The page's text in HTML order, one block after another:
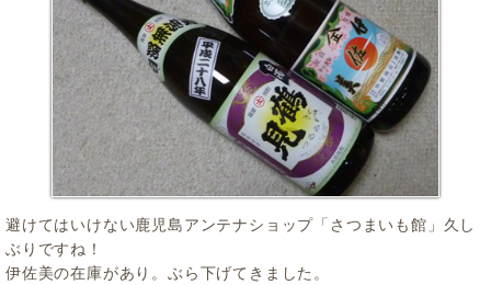
避けてはいけない鹿児島アンテナショップ「さつまいも館」久し
ぶりですね！
伊佐美の在庫があり。ぶら下げてきました。